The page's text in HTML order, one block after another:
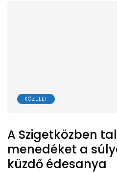
KÖZÉLET
A Szigetközben
menedéket a
küzdő édesanya